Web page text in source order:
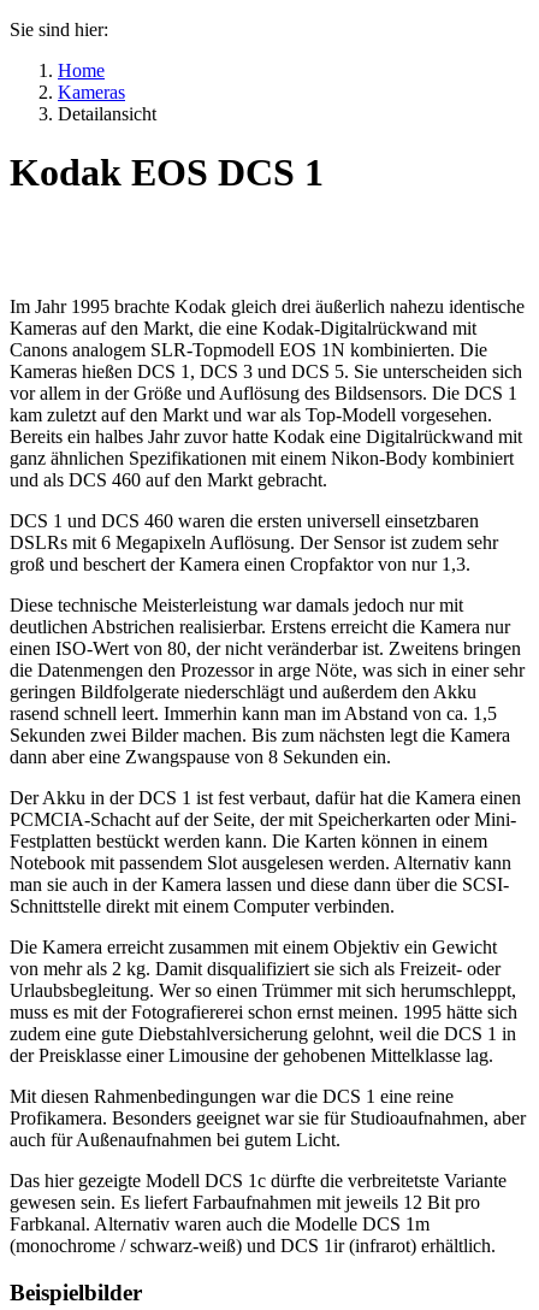
Sie sind hier:
Home
Kameras
Detailansicht
Kodak EOS DCS 1
Im Jahr 1995 brachte Kodak gleich drei äußerlich nahezu identische
Kameras auf den Markt, die eine Kodak-Digitalrückwand mit
Canons analogem SLR-Topmodell EOS 1N kombinierten. Die
Kameras hießen DCS 1, DCS 3 und DCS 5. Sie unterscheiden sich
vor allem in der Größe und Auflösung des Bildsensors. Die DCS 1
kam zuletzt auf den Markt und war als Top-Modell vorgesehen.
Bereits ein halbes Jahr zuvor hatte Kodak eine Digitalrückwand mit
ganz ähnlichen Spezifikationen mit einem Nikon-Body kombiniert
und als DCS 460 auf den Markt gebracht.
DCS 1 und DCS 460 waren die ersten universell einsetzbaren
DSLRs mit 6 Megapixeln Auflösung. Der Sensor ist zudem sehr
groß und beschert der Kamera einen Cropfaktor von nur 1,3.
Diese technische Meisterleistung war damals jedoch nur mit
deutlichen Abstrichen realisierbar. Erstens erreicht die Kamera nur
einen ISO-Wert von 80, der nicht veränderbar ist. Zweitens bringen
die Datenmengen den Prozessor in arge Nöte, was sich in einer sehr
geringen Bildfolgerate niederschlägt und außerdem den Akku
rasend schnell leert. Immerhin kann man im Abstand von ca. 1,5
Sekunden zwei Bilder machen. Bis zum nächsten legt die Kamera
dann aber eine Zwangspause von 8 Sekunden ein.
Der Akku in der DCS 1 ist fest verbaut, dafür hat die Kamera einen
PCMCIA-Schacht auf der Seite, der mit Speicherkarten oder Mini-
Festplatten bestückt werden kann. Die Karten können in einem
Notebook mit passendem Slot ausgelesen werden. Alternativ kann
man sie auch in der Kamera lassen und diese dann über die SCSI-
Schnittstelle direkt mit einem Computer verbinden.
Die Kamera erreicht zusammen mit einem Objektiv ein Gewicht
von mehr als 2 kg. Damit disqualifiziert sie sich als Freizeit- oder
Urlaubsbegleitung. Wer so einen Trümmer mit sich herumschleppt,
muss es mit der Fotografiererei schon ernst meinen. 1995 hätte sich
zudem eine gute Diebstahlversicherung gelohnt, weil die DCS 1 in
der Preisklasse einer Limousine der gehobenen Mittelklasse lag.
Mit diesen Rahmenbedingungen war die DCS 1 eine reine
Profikamera. Besonders geeignet war sie für Studioaufnahmen, aber
auch für Außenaufnahmen bei gutem Licht.
Das hier gezeigte Modell DCS 1c dürfte die verbreitetste Variante
gewesen sein. Es liefert Farbaufnahmen mit jeweils 12 Bit pro
Farbkanal. Alternativ waren auch die Modelle DCS 1m
(monochrome / schwarz-weiß) und DCS 1ir (infrarot) erhältlich.
Beispielbilder